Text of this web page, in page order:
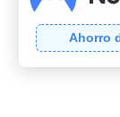
Ahorro